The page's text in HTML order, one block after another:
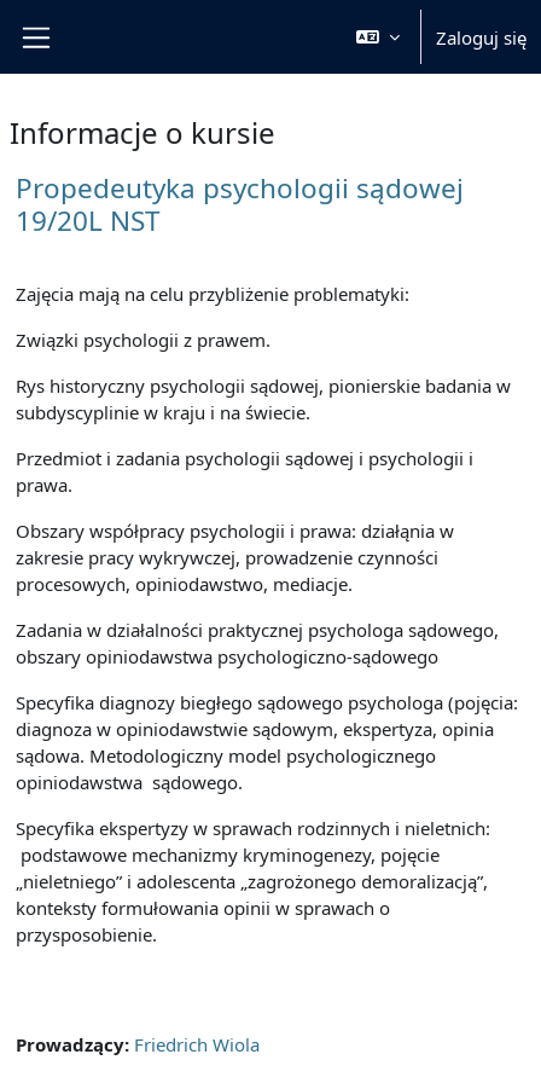
Zaloguj się
Informacje o kursie
Propedeutyka psychologii sądowej
19/20L NST
Zajęcia mają na celu przybliżenie problematyki:
Związki psychologii z prawem.
Rys historyczny psychologii sądowej, pionierskie badania w
subdyscyplinie w kraju i na świecie.
Przedmiot i zadania psychologii sądowej i psychologii i
prawa.
Obszary współpracy psychologii i prawa: działąnia w
zakresie pracy wykrywczej, prowadzenie czynności
procesowych, opiniodawstwo, mediacje.
Zadania w działalności praktycznej psychologa sądowego,
obszary opiniodawstwa psychologiczno-sądowego
Specyfika diagnozy biegłego sądowego psychologa (pojęcia:
diagnoza w opiniodawstwie sądowym, ekspertyza, opinia
sądowa. Metodologiczny model psychologicznego
opiniodawstwa sądowego.
Specyfika ekspertyzy w sprawach rodzinnych i nieletnich:
podstawowe mechanizmy kryminogenezy, pojęcie
„nieletniego” i adolescenta „zagrożonego demoralizacją”,
konteksty formułowania opinii w sprawach o
przysposobienie.
Prowadzący: Friedrich Wiola